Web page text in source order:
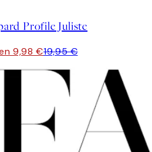
Profile Juliste
9,98 €19,95 €